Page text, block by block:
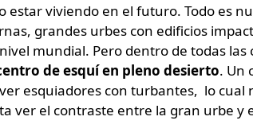
estar viviendo en el futuro. Todo es
grandes urbes con edificios
mundial. Pero dentro de todas
de esquí en pleno desierto. Un
esquiadores con turbantes, lo cual
ver el contraste entre la gran urbe y